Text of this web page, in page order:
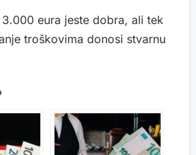
eura jeste dobra, ali tek
troškovima donosi stvarnu